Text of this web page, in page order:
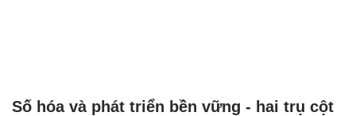
Số hóa và phát triển bền vững - hai trụ cột